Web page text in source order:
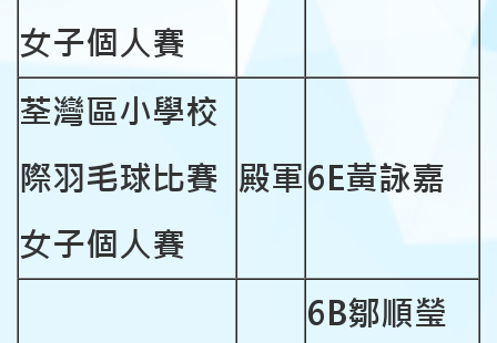
女子個人賽
荃灣區小學校
際羽毛球比賽
女子個人賽
殿軍6E黃詠嘉
6B鄒順瑩